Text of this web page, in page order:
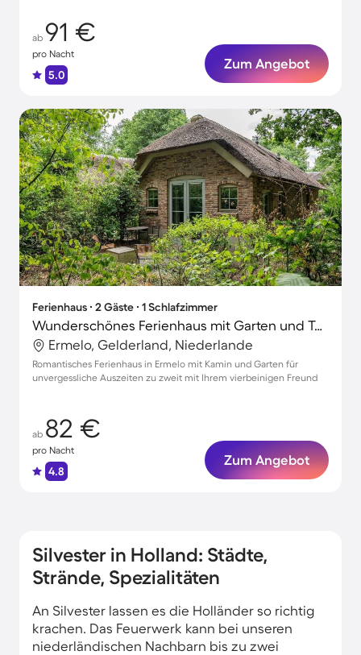
ab 91 €
pro Nacht
5.0
Zum Angebot
Ferienhaus ∙ 2 Gäste ∙ 1 Schlafzimmer
Wunderschönes Ferienhaus mit Garten und Terrasse | Haustiere sind willkommen
Ermelo, Gelderland, Niederlande
Romantisches Ferienhaus in Ermelo mit Kamin und Garten für
unvergessliche Auszeiten zu zweit mit Ihrem vierbeinigen Freund
ab 82 €
pro Nacht
4.8
Zum Angebot
Silvester in Holland: Städte,
Strände, Spezialitäten
An Silvester lassen es die Holländer so richtig
krachen. Das Feuerwerk kann bei unseren
niederländischen Nachbarn bis zu zwei